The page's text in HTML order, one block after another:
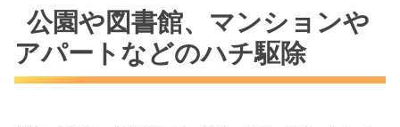
公園や図書館、マンションや
アパートなどのハチ駆除